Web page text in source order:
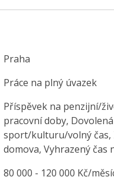
Praha
Práce na plný úvazek
Příspěvek na penzijní/
pracovní doby,
sport/kulturu/volný čas,
domova, Vyhrazený čas
80 000 - 120 000 Kč/